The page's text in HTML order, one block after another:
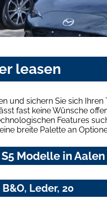
leasen
und sichern Sie sich Ihren
fast keine Wünsche
Features
breite Palette an
Modelle in
Leder, 20